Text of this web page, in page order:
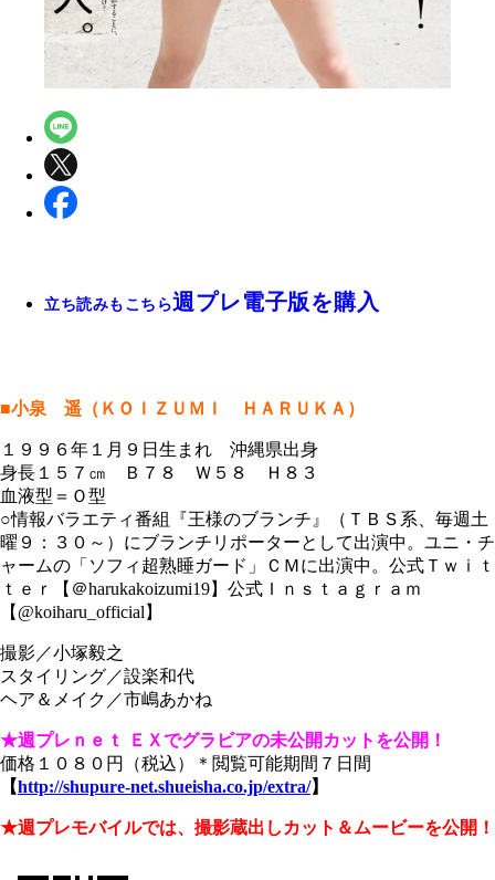
立ち読みもこちら週プレ電子版を購入
■小泉 遥（ＫＯＩＺＵＭＩ ＨＡＲＵＫＡ）
１９９６年１月９日生まれ 沖縄県出身
身長１５７㎝ Ｂ７８ Ｗ５８ Ｈ８３
血液型＝Ｏ型
○情報バラエティ番組『王様のブランチ』（ＴＢＳ系、毎週土
曜９：３０～）にブランチリポーターとして出演中。ユニ・チ
ャームの「ソフィ超熟睡ガード」ＣＭに出演中。公式Ｔｗｉｔ
ｔｅｒ【＠harukakoizumi19】公式Ｉｎｓｔａｇｒａｍ
【@koiharu_official】
撮影／小塚毅之
スタイリング／設楽和代
ヘア＆メイク／市嶋あかね
★週プレｎｅｔ ＥＸでグラビアの未公開カットを公開！
価格１０８０円（税込）＊閲覧可能期間７日間
【http://shupure-net.shueisha.co.jp/extra/】
★週プレモバイルでは、撮影蔵出しカット＆ムービーを公開！